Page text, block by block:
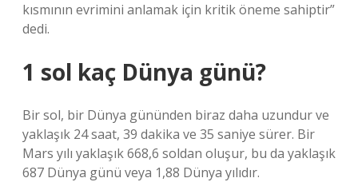
kısmının evrimini anlamak için kritik öneme sahiptir”
dedi.
1 sol kaç Dünya günü?
Bir sol, bir Dünya gününden biraz daha uzundur ve
yaklaşık 24 saat, 39 dakika ve 35 saniye sürer. Bir
Mars yılı yaklaşık 668,6 soldan oluşur, bu da yaklaşık
687 Dünya günü veya 1,88 Dünya yılıdır.